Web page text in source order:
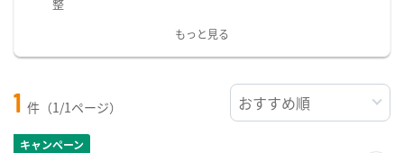
もっと見る
1 件（1/1ページ）
キャンペーン